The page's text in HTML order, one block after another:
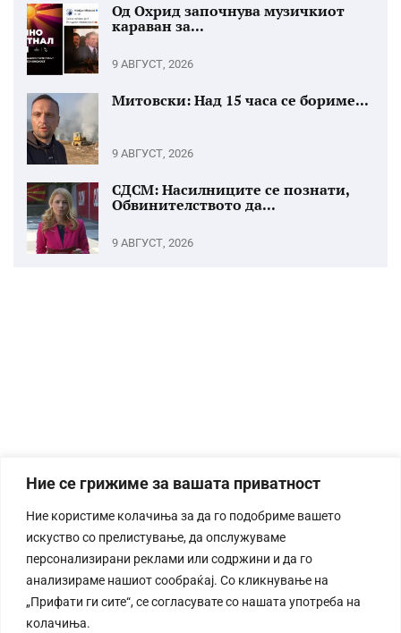
Ние се грижиме за вашата приватност
Ние користиме колачиња за да го подобриме вашето
искуство со прелистување, да опслужуваме
персонализирани реклами или содржини и да го
анализираме нашиот сообраќај. Со кликнување на
„Прифати ги сите“, се согласувате со нашата употреба на
колачиња.
Од Охрид започнува музичкиот
караван за...
9 АВГУСТ, 2026
Митовски: Над 15 часа се бориме...
9 АВГУСТ, 2026
СДСМ: Насилниците се познати,
Обвинителството да...
9 АВГУСТ, 2026